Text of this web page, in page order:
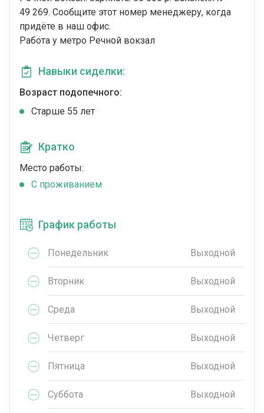
49 269. Сообщите этот номер менеджеру, когда
придёте в наш офис.
Работа у метро Речной вокзал
Навыки сиделки:
Возраст подопечного:
Cтарше 55 лет
Кратко
Место работы:
C проживанием
График работы
Понедельник Выходной
Вторник Выходной
Среда Выходной
Четверг Выходной
Пятница Выходной
Суббота Выходной